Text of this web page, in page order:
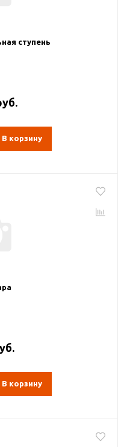
ступень
В корзину
В корзину